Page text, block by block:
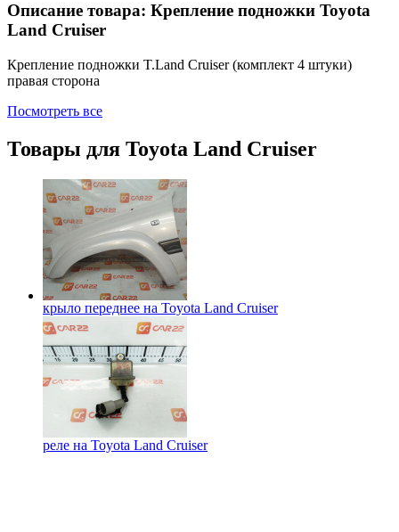
Описание товара: Крепление подножки Toyota
Land Cruiser
Крепление подножки T.Land Cruiser (комплект 4 штуки)
правая сторона
Посмотреть все
Товары для Toyota Land Cruiser
крыло переднее на Toyota Land Cruiser
реле на Toyota Land Cruiser